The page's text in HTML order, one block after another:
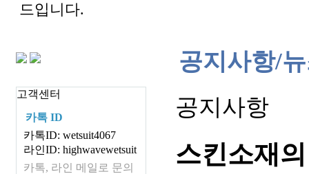
드입니다.
고객센터
카톡 ID
카톡ID: wetsuit4067
라인ID: highwavewetsuit
카톡, 라인 메일로 문의
공지사항/
공지사항
스킨소재